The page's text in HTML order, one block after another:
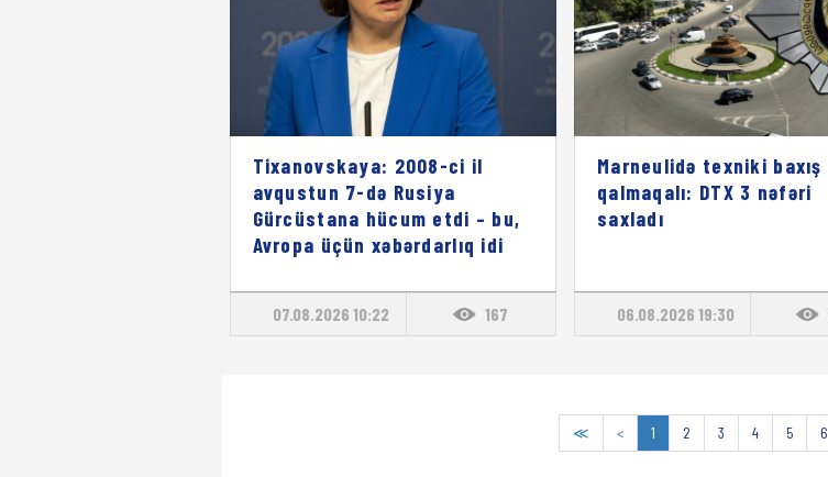
Tixanovskaya: 2008-ci il
avqustun 7-də Rusiya
Gürcüstana hücum etdi – bu,
Avropa üçün xəbərdarlıq idi
07.08.2026 10:22 167
Marneulidə texniki baxış
qalmaqalı: DTX 3 nəfəri
saxladı
06.08.2026 19:30
≪ < 1 2 3 4 5 6